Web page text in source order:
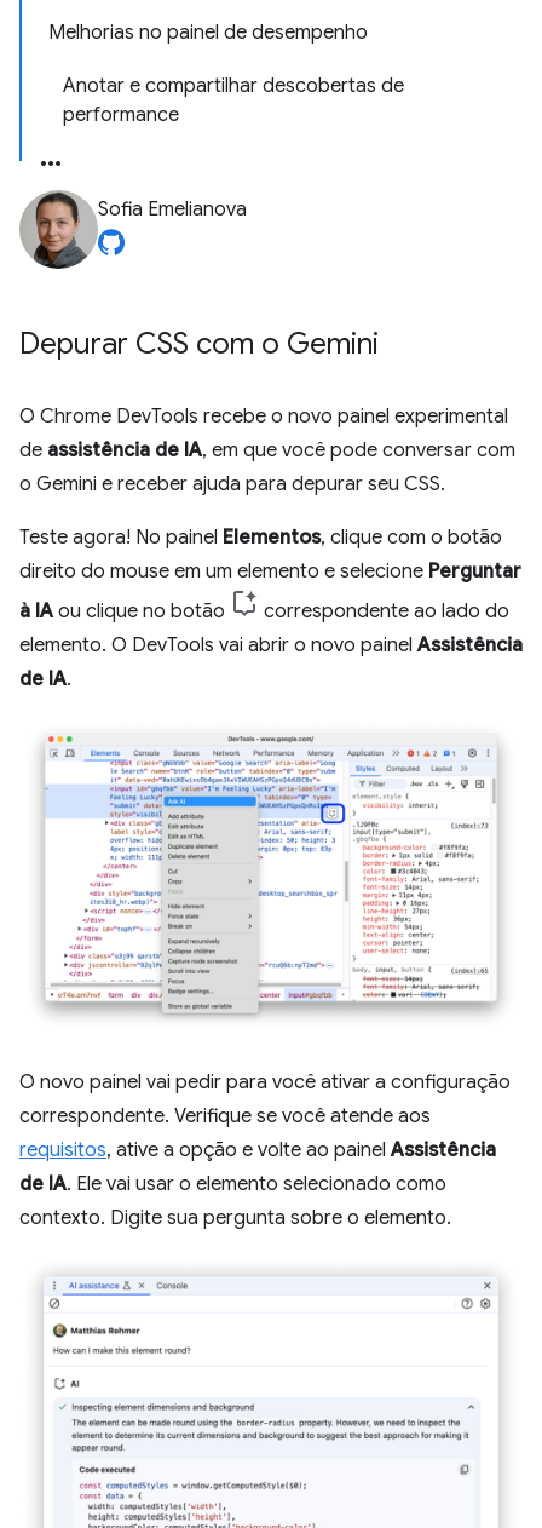
Melhorias no painel de desempenho
Anotar e compartilhar descobertas de
performance
Sofia Emelianova
Depurar CSS com o Gemini
O Chrome DevTools recebe o novo painel experimental
de assistência de IA, em que você pode conversar com
o Gemini e receber ajuda para depurar seu CSS.
Teste agora! No painel Elementos, clique com o botão
direito do mouse em um elemento e selecione Perguntar
à IA ou clique no botão
correspondente ao lado do
elemento. O DevTools vai abrir o novo painelAssistência
de IA.
O novo painel vai pedir para você ativar a configuração
correspondente. Verifique se você atende aos
requisitos, ative a opção e volte ao painelAssistência
de IA. Ele vai usar o elemento selecionado como
contexto. Digite sua pergunta sobre o elemento.